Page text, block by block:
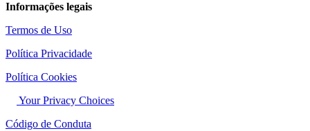
Informações legais
Termos de Uso
Política Privacidade
Política Cookies
Your Privacy Choices
Código de Conduta